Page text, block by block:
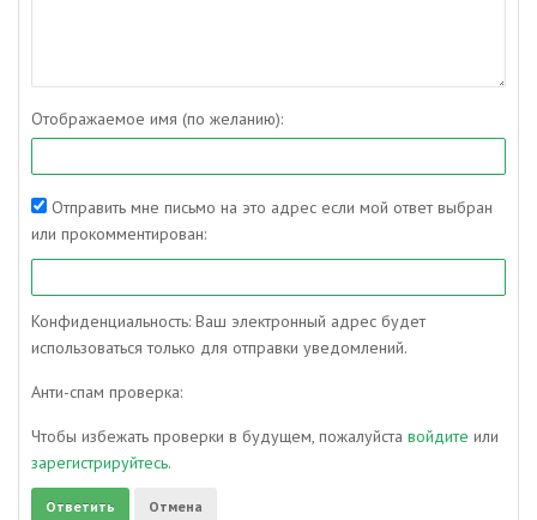
Отображаемое имя (по желанию):
Отправить мне письмо на это адрес если мой ответ выбран
или прокомментирован:
Конфиденциальность: Ваш электронный адрес будет
использоваться только для отправки уведомлений.
Анти-спам проверка:
Чтобы избежать проверки в будущем, пожалуйста войдите или
зарегистрируйтесь.